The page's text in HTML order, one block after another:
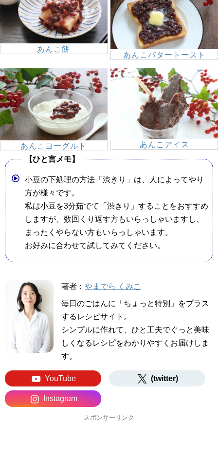
あんこ餅
あんこバタートースト
あんこヨーグルト
あんこアイス
【ひと言メモ】
小豆の下処理の方法「渋きり」は、人によってやり
方が様々です。
私は小豆を3分茹でて「渋きり」することをおすすめ
しますが、数回くり返す方もいらっしゃいますし、
まったくやらない方もいらっしゃいます。
お好みに合わせて試してみてください。
著者： やまでら くみこ
毎日のごはんに「ちょっと特別」をプラス
するレシピサイト。
シンプルに作れて、ひと工夫でぐっと美味
しくなるレシピをわかりやすくお届けしま
す。
YouTube (twitter)
Instagram
スポンサーリンク